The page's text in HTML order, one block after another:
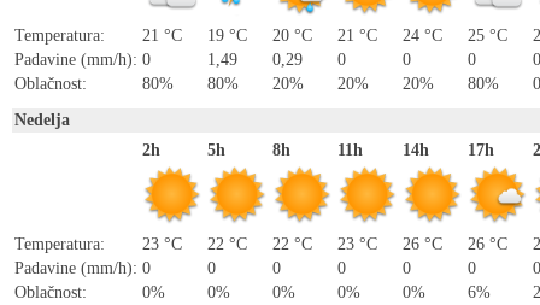
Temperatura:
21 °C
Padavine (mm/h): 0
Oblačnost:
80%
19 °C
1,49
80%
20 °C
0,29
20%
21 °C
0
20%
24 °C
0
20%
25 °C
0
80%
0
Nedelja
2h
Temperatura:
23 °C
Padavine (mm/h): 0
Oblačnost:
0%
5h
22 °C
0
0%
8h
22 °C
0
0%
11h
23 °C
0
0%
14h
26 °C
0
0%
17h
26 °C
0
6%
0